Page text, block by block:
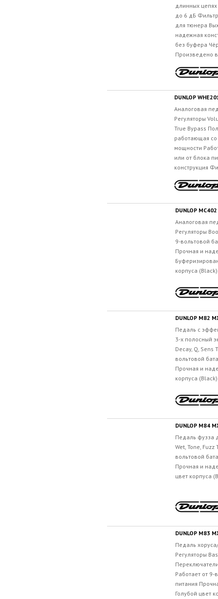
длинных
до 6 дБ
для тюнера
надежная
без буфера
Произведено
DUNLOP
Аналоговая
Регуляторы
True Bypass
работающая
мощности
или от блока
конструкция
DUNLOP
Аналоговая
Регуляторы
9-вольтовой
Прочная и
корпуса
DUNLOP M82
Педаль с
3-х полосный
Decay, Q, Sens
вольтовой
Прочная и
корпуса
DUNLOP M84
Педаль фузза
Wet, Tone, Fuzz
вольтовой
Прочная и
цвет корпуса
DUNLOP M83
Педаль
Регуляторы
Работает от 9-
питания
Голубой цвет